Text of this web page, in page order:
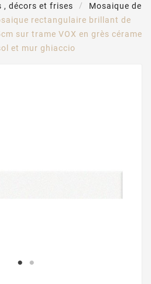
, décors et frises
Mosaique de
rectangulaire brillant de
sur trame VOX en grès cérame
et mur ghiaccio